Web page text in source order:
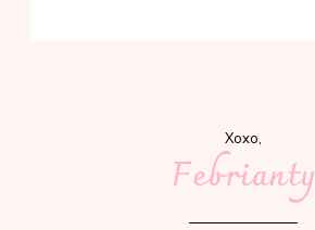
Xoxo,
Febrianty